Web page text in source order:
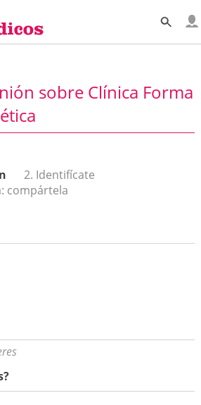
sobre Clínica Forma
2. Identifícate
compártela